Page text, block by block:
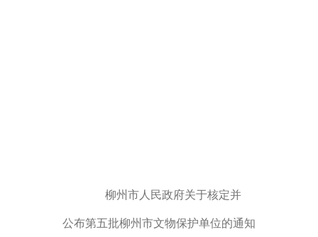
柳州市人民政府关于核定并
公布第五批柳州市文物保护单位的通知